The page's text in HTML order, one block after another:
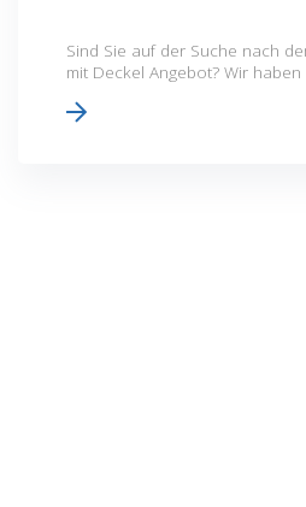
Sind Sie auf der Suche nach
mit Deckel Angebot? Wir haben